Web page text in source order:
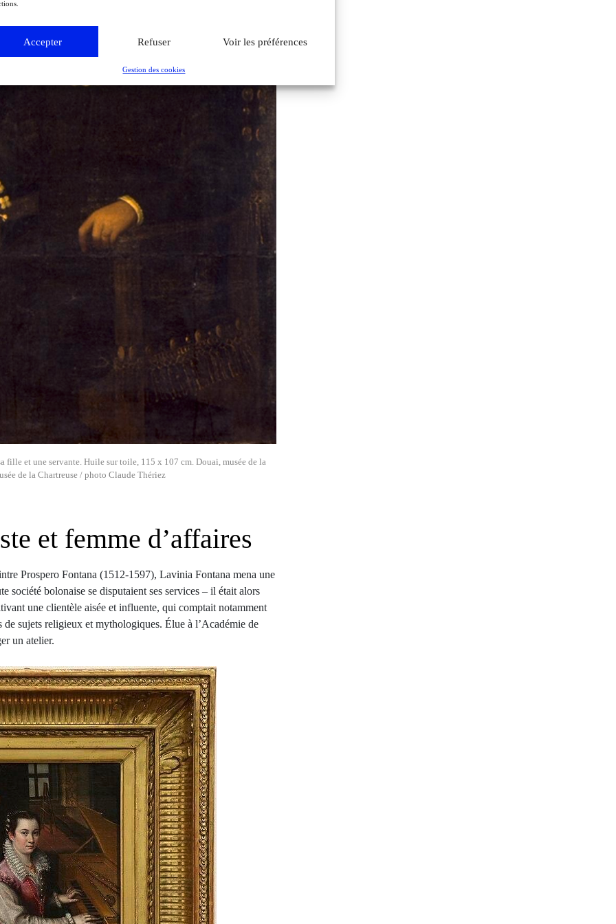
Accepter Refuser Voir les préférences
Gestion des cookies
et une servante. Huile sur toile, 115 x 107 cm. Douai, musée de la
de la Chartreuse / photo Claude Thériez
et femme d’affaires
Prospero Fontana (1512-1597), Lavinia Fontana mena une
société bolonaise se disputaient ses services – il était alors
une clientèle aisée et influente, qui comptait notamment
sujets religieux et mythologiques. Élue à l’Académie de
un atelier.